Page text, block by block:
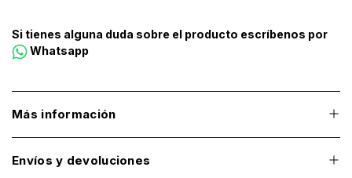
Si tienes alguna duda sobre el producto escríbenos por
Whatsapp
Más información
Envíos y devoluciones